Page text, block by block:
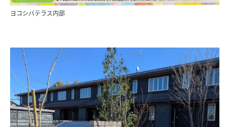
ヨコシバテラス内部